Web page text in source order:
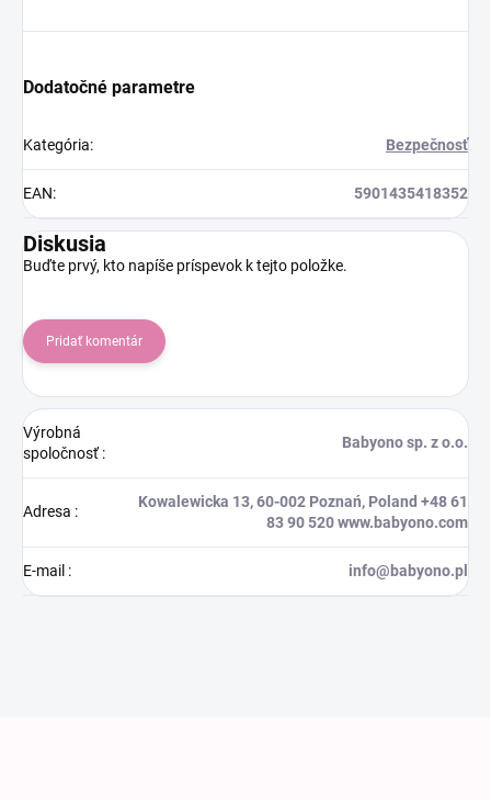
Dodatočné parametre
Kategória: Bezpečnosť
EAN: 5901435418352
Diskusia
Buďte prvý, kto napíše príspevok k tejto položke.
Pridať komentár
Výrobná
spoločnosť:
Babyono sp. z o.o.
Adresa :
Kowalewicka 13, 60-002 Poznań, Poland +48 61
83 90 520 www.babyono.com
E-mail : info@babyono.pl